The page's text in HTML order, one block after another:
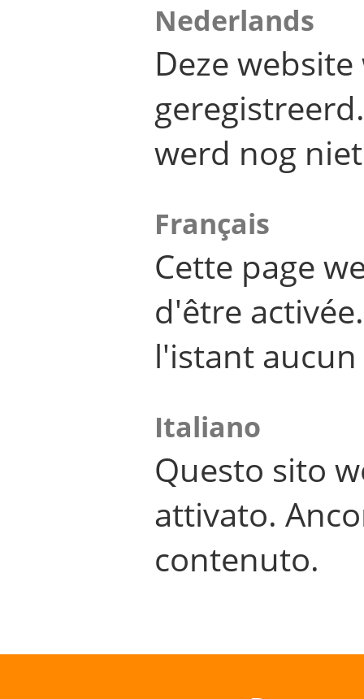
Nederlands
Deze
werd nog
Français
Cette page
d'être
l'istant
Italiano
Questo sito
attivato.
contenuto.